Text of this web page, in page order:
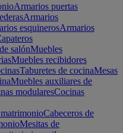
Armarios puertas
Armarios
esquinerosArmarios
salónMuebles
Muebles recibidores
Taburetes de cocinaMesas
Muebles auxiliares de
modularesCocinas
Cabeceros de
Mesitas de